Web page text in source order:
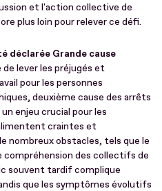
et l'action collective de
plus loin pour relever ce défi.
déclarée Grande cause
lever les préjugés et
pour les personnes
deuxième cause des arrêts
enjeu crucial pour les
craintes et
nombreux obstacles, tels que le
compréhension des collectifs de
souvent tardif complique
que les symptômes évolutifs